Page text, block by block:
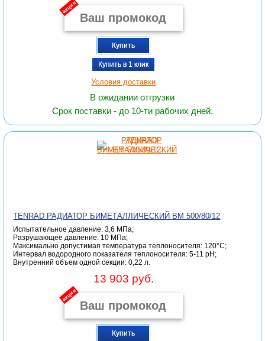
акция
Купить
Купить в 1 клик
Условия доставки
В ожидании отгрузки
Срок поставки - до 10-ти рабочих дней.
TENRAD РАДИАТОР БИМЕТАЛЛИЧЕСКИЙ ВМ 500/80/12
Испытательное давление: 3,6 МПа;
Разрушающее давление: 10 МПа;
Максимально допустимая температура теплоносителя: 120°С;
Интервал водородного показателя теплоносителя: 5-11 pH;
Внутренний объем одной секции: 0,22 л.
13 903 руб.
акция
Купить